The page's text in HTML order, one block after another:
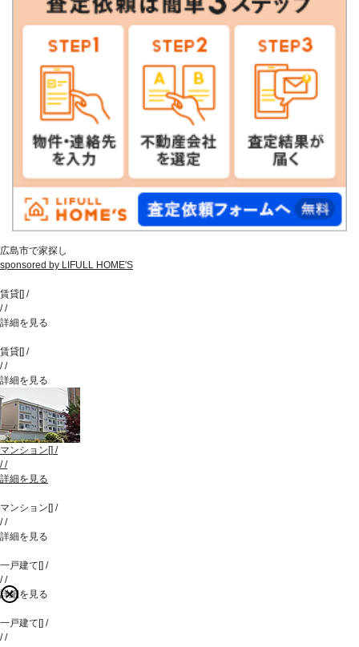
広島市で家探し
sponsored by LIFULL HOME'S
賃貸[] /
//
詳細を見る
賃貸[] /
//
詳細を見る
マンション[] /
//
詳細を見る
マンション[] /
//
詳細を見る
一戸建て[] /
//
詳細を見る
一戸建て[] /
//